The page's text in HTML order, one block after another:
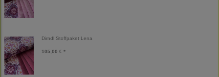
Dirndl Stoffpaket Lena
105,00 € *